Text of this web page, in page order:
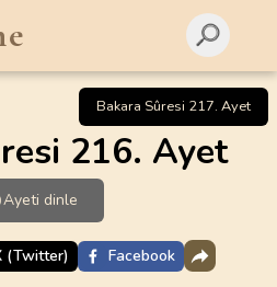
Bakara Sûresi 217. Ayet
216. Ayet
Ayeti dinle
(Twitter) Facebook